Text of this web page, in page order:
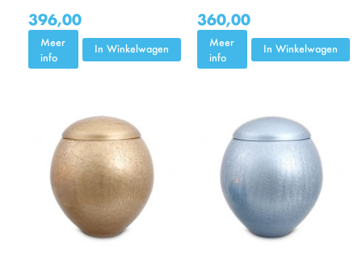
396,00
Meer
info
In Winkelwagen
360,00
Meer
info
In Winkelwagen